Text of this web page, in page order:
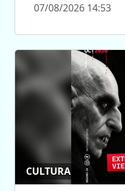
07/08/2026 14:53
CULTURA